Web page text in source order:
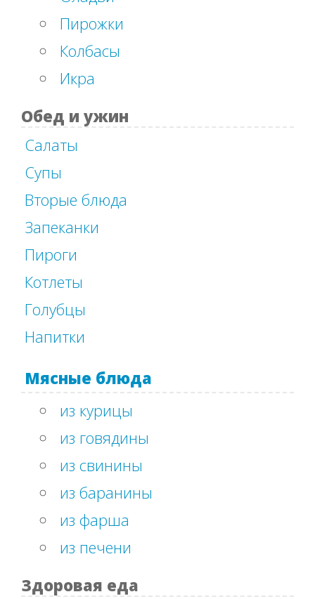
Пирожки
Колбасы
Икра
Обед и ужин
Салаты
Супы
Вторые блюда
Запеканки
Пироги
Котлеты
Голубцы
Напитки
Мясные блюда
из курицы
из говядины
из свинины
из баранины
из фарша
из печени
Здоровая еда